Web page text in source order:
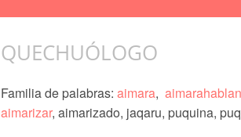
QUECHUÓLOGO
Familia de palabras: aimara,
aimarizar, aimarizado, jaqaru, puquina,